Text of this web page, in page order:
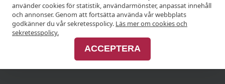
Anslut din restaurang
ANNONSERA
använder cookies för statistik, användarmönster, anpassat innehåll
och annonser. Genom att fortsätta använda vår webbplats
godkänner du vår sekretesspolicy. Läs mer om cookies och
sekretesspolicy.
ACCEPTERA